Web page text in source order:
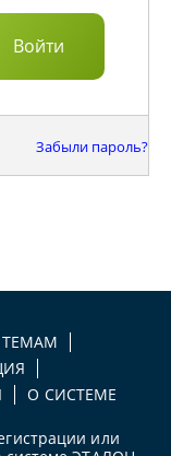
Забыли пароль?
О СИСТЕМЕ
или